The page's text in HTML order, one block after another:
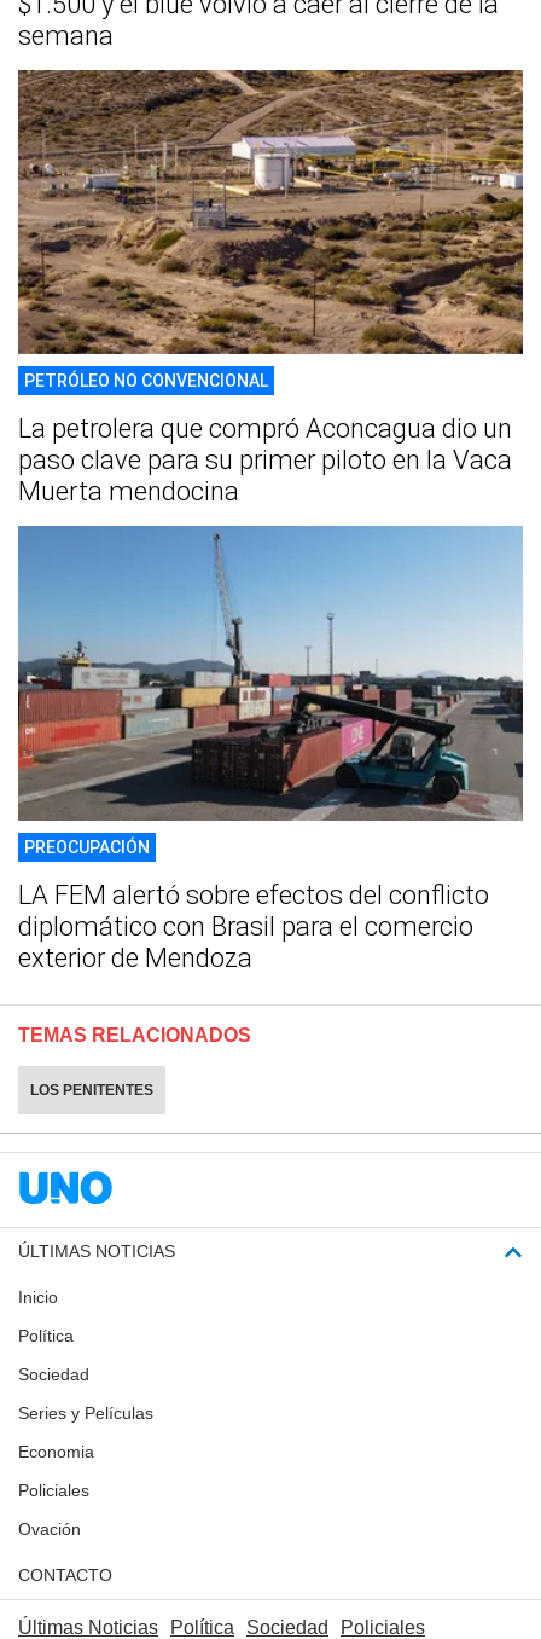
semana
PETRÓLEO NO CONVENCIONAL
La petrolera que compró Aconcagua dio un
paso clave para su primer piloto en la Vaca
Muerta mendocina
PREOCUPACIÓN
LA FEM alertó sobre efectos del conflicto
diplomático con Brasil para el comercio
exterior de Mendoza
TEMAS RELACIONADOS
LOS PENITENTES
ÚLTIMAS NOTICIAS
Inicio
Política
Sociedad
Series y Películas
Economia
Policiales
Ovación
CONTACTO
Últimas Noticias Política Sociedad Policiales